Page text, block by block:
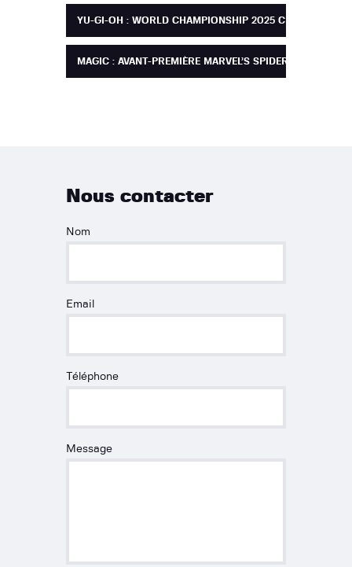
YU-GI-OH : WORLD CHAMPIONSHIP 2025 CELEBRATION
MAGIC : AVANT-PREMIÈRE MARVEL’S SPIDER-MAN
Nous contacter
Nom
Email
Téléphone
Message